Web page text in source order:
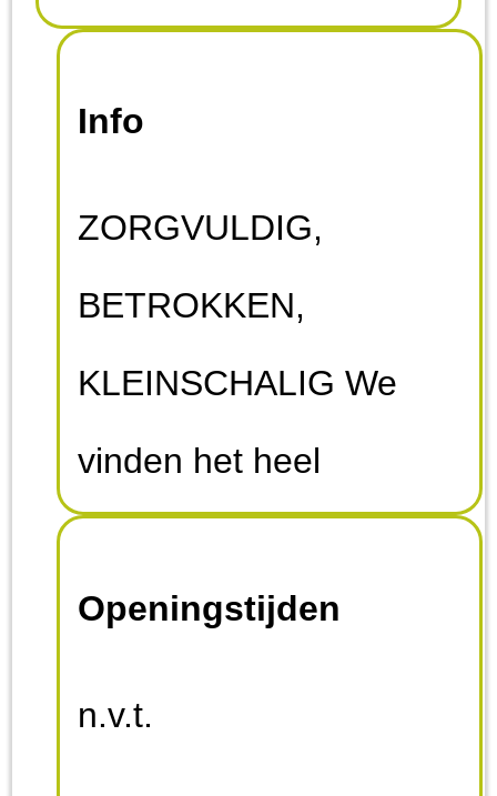
Info
ZORGVULDIG,
BETROKKEN,
KLEINSCHALIG We
vinden het heel
geadopteerde hond en
de nieuwe eigenaar
Openingstijden
n.v.t.